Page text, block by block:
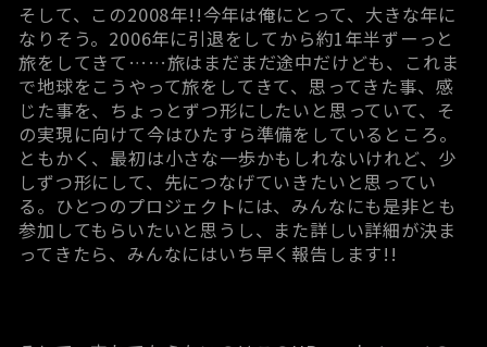
そして、この2008年!!今年は俺にとって、大きな年に
なりそう。2006年に引退をしてから約1年半ずーっと
旅をしてきて……旅はまだまだ途中だけども、これま
で地球をこうやって旅をしてきて、思ってきた事、感
じた事を、ちょっとずつ形にしたいと思っていて、そ
の実現に向けて今はひたすら準備をしているところ。
ともかく、最初は小さな一歩かもしれないけれど、少
しずつ形にして、先につなげていきたいと思ってい
る。ひとつのプロジェクトには、みんなにも是非とも
参加してもらいたいと思うし、また詳しい詳細が決ま
ってきたら、みんなにはいち早く報告します!!